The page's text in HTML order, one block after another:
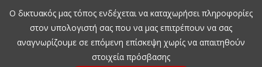
Ο δικτυακός μας τόπος ενδέχεται να καταχωρήσει πληροφορίες
στον υπολογιστή σας που να μας επιτρέπουν να σας
αναγνωρίζουμε σε επόμενη επίσκεψη χωρίς να απαιτηθούν
στοιχεία πρόσβασης